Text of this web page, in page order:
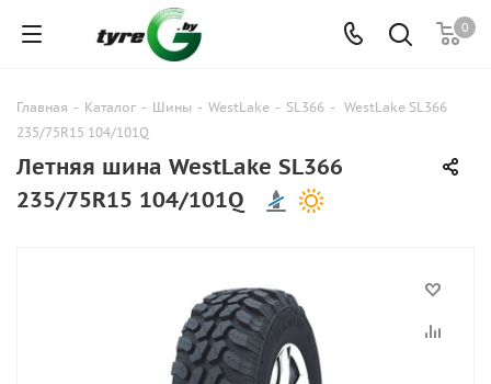
0
Главная - Каталог - Шины - WestLake - SL366 - WestLake SL366
235/75R15 104/101Q
Летняя шина WestLake SL366
235/75R15 104/101Q